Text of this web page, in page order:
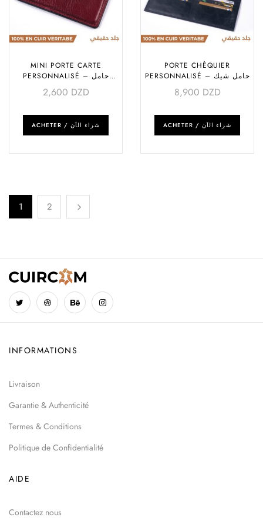
MINI PORTE CARTE
PERSONNALISÉ – حامل
بطاقات حجم صغير
2,600 DZD
ACHETER / شراء الآن
PORTE CHÈQUIER
PERSONNALISÉ – حامل شيك
8,900 DZD
ACHETER / شراء الآن
1 2
INFORMATIONS
Livraison
Garantie & Authenticité
Termes & Conditions
Politique de Confidentialité
AIDE
Contactez nous